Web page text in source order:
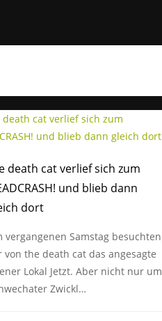
death cat verlief sich zum
und blieb dann
dort
vergangenen Samstag besuchten
von the death cat das angesagte
Lokal Jetzt. Aber nicht nur um
Zwickl…